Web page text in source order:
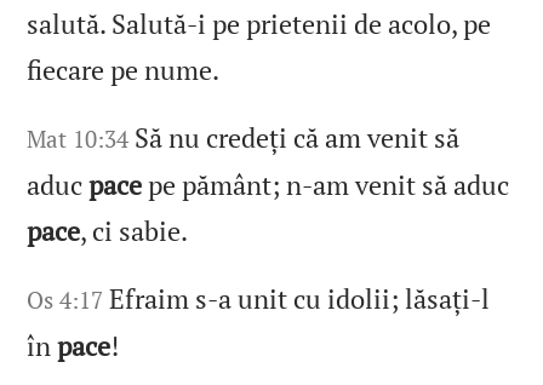
salută. Salută‑i pe prietenii de acolo, pe
fiecare pe nume.
Mat 10:34 Să nu credeți că am venit să
aducpacepe pământ; n‑am venit să aduc
pace, ci sabie.
Os 4:17 Efraim s‑a unit cu idolii; lăsați‑l
înpace!